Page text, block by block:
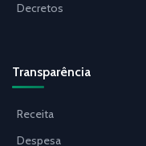
Decretos
Transparência
Receita
Despesa